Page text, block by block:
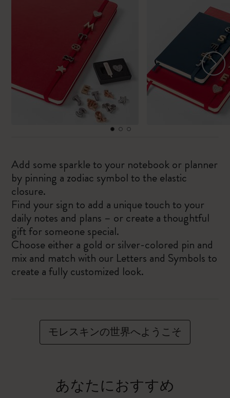
Add some sparkle to your notebook or planner
by pinning a zodiac symbol to the elastic
closure.
Find your sign to add a unique touch to your
daily notes and plans – or create a thoughtful
gift for someone special.
Choose either a gold or silver-colored pin and
mix and match with our Letters and Symbols to
create a fully customized look.
モレスキンの世界へようこそ
あなたにおすすめ